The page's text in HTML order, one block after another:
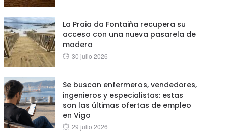
La Praia da Fontaiña recupera su
acceso con una nueva pasarela de
madera
Posted
30 julio 2026
Se buscan enfermeros, vendedores,
ingenieros y especialistas: estas
son las últimas ofertas de empleo
en Vigo
Posted
29 julio 2026